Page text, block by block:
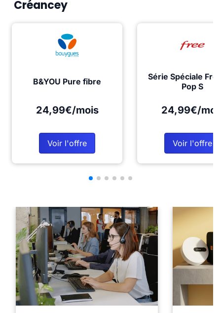
Créancey
B&YOU Pure fibre
24,99€/mois
Voir l'offre
Série Spéciale
Pop S
24,99€/
Voir l'offre